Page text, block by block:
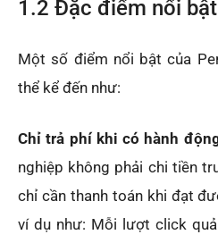
1.2 Đặc điểm nổi bật
Một số điểm nổi bật của
thể kể đến như:
Chỉ trả phí khi có hành
nghiệp không phải chi tiền
chỉ cần thanh toán khi đạt
ví dụ như: Mỗi lượt click